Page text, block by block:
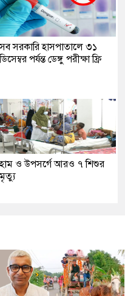
সব সরকারি হাসপাতালে ৩১
ডিসেম্বর পর্যন্ত ডেঙ্গু পরীক্ষা ফ্রি
হাম ও উপসর্গে আরও ৭ শিশুর
মৃত্যু